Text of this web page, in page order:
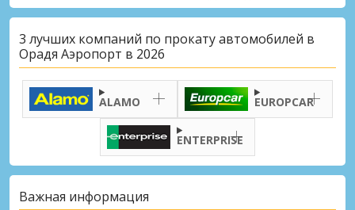
3 лучших компаний по прокату автомобилей в
Орадя Аэропорт в 2026
ALAMO EUROPCAR
ENTERPRISE
Важная информация